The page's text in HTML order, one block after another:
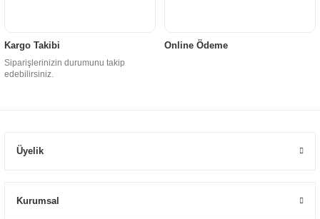
Kargo Takibi
Siparişlerinizin durumunu takip
edebilirsiniz.
Online Ödeme
Üyelik
Kurumsal